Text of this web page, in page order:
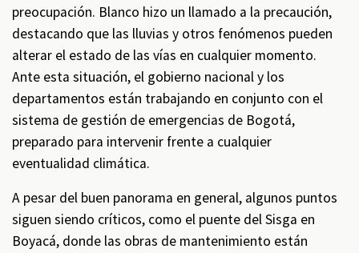
preocupación. Blanco hizo un llamado a la precaución,
destacando que las lluvias y otros fenómenos pueden
alterar el estado de las vías en cualquier momento.
Ante esta situación, el gobierno nacional y los
departamentos están trabajando en conjunto con el
sistema de gestión de emergencias de Bogotá,
preparado para intervenir frente a cualquier
eventualidad climática.
A pesar del buen panorama en general, algunos puntos
siguen siendo críticos, como el puente del Sisga en
Boyacá, donde las obras de mantenimiento están